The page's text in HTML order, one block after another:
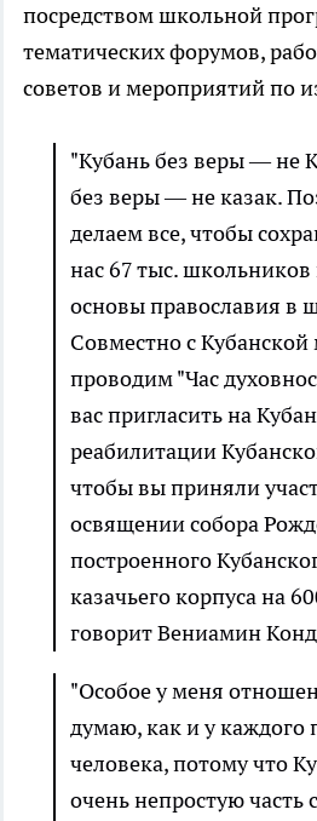
посредством школьной
тематических форумов,
советов и мероприятий по
"Кубань без веры ― не
без веры ― не казак.
делаем все, чтобы
нас 67 тыс.
основы православия в
Совместно с
проводим "Час
вас пригласить на
реабилитации
чтобы вы приняли
освящении собора
построенного
казачьего корпуса на
говорит Вениамин
"Особое у меня
думаю, как и у каждого
человека, потому что
очень непростую часть